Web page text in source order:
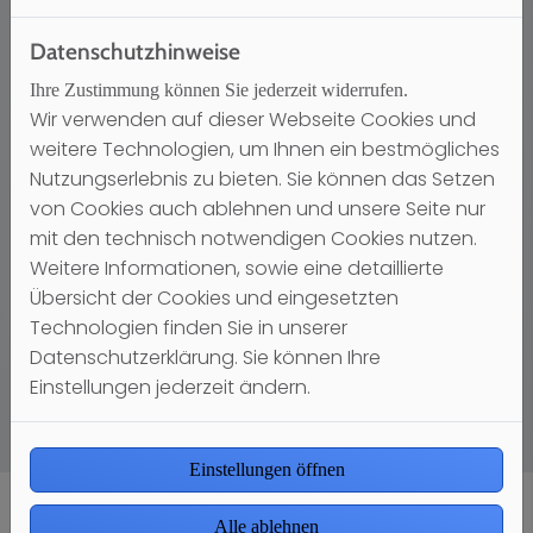
Foto: Novelan (www.novelan.com
Datenschutzhinweise
Ihre Zustimmung können Sie jederzeit widerrufen.
Wir verwenden auf dieser Webseite Cookies und
weitere Technologien, um Ihnen ein bestmögliches
Nutzungserlebnis zu bieten. Sie können das Setzen
von Cookies auch ablehnen und unsere Seite nur
mit den technisch notwendigen Cookies nutzen.
Weitere Informationen, sowie eine detaillierte
Übersicht der Cookies und eingesetzten
Technologien finden Sie in unserer
Datenschutzerklärung. Sie können Ihre
Einstellungen jederzeit ändern.
Einstellungen öffnen
Alle ablehnen